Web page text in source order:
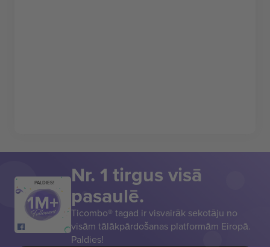
PALDIES! Nr. 1 tirgus visā
pasaulē.
Ticombo® tagad ir visvairāk sekotāju no
visām tālākpārdošanas platformām Eiropā.
Paldies!